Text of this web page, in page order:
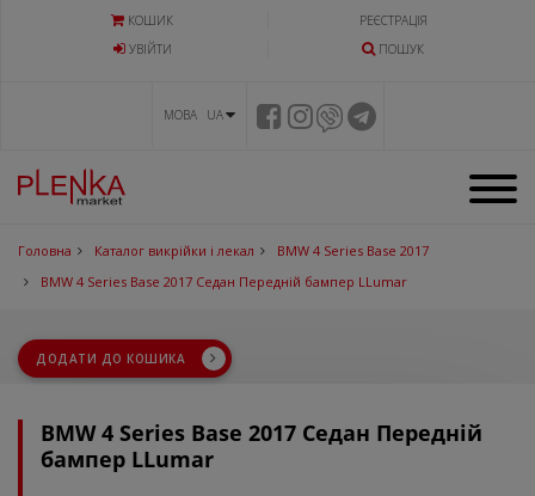
КОШИК
РЕЄСТРАЦІЯ
УВIЙТИ
ПОШУК
МОВА UA
Головна Каталог викрійки і лекал
BMW 4 Series Base 2017
BMW 4 Series Base 2017 Седан Передній бампер LLumar
ДОДАТИ ДО КОШИКА
BMW 4 Series Base 2017 Седан Передній
бампер LLumar